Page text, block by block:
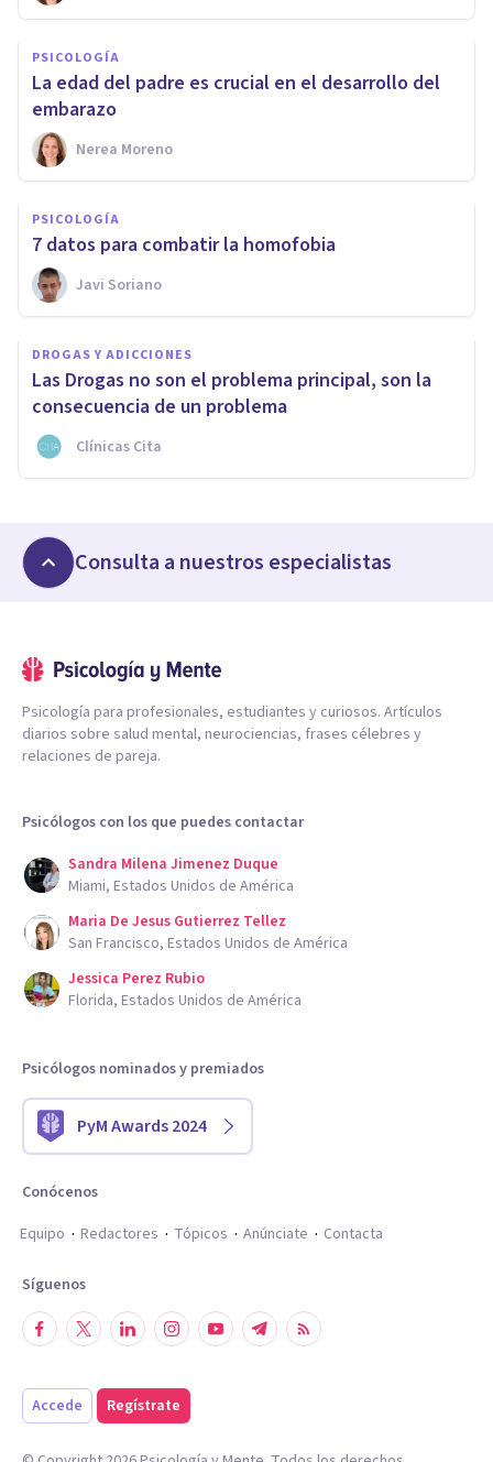
PSICOLOGÍA
La edad del padre es crucial en el desarrollo del
embarazo
Nerea Moreno
PSICOLOGÍA
7 datos para combatir la homofobia
Javi Soriano
DROGAS Y ADICCIONES
Las Drogas no son el problema principal, son la
consecuencia de un problema
Clínicas Cita
Consulta a nuestros especialistas
Psicología para profesionales, estudiantes y curiosos. Artículos
diarios sobre salud mental, neurociencias, frases célebres y
relaciones de pareja.
Psicólogos con los que puedes contactar
Sandra Milena Jimenez Duque
Miami, Estados Unidos de América
Maria De Jesus Gutierrez Tellez
San Francisco, Estados Unidos de América
Jessica Perez Rubio
Florida, Estados Unidos de América
Psicólogos nominados y premiados
PyM Awards 2024
Conócenos
Equipo
Redactores Tópicos Anúnciate Contacta
Síguenos
Accede Regístrate